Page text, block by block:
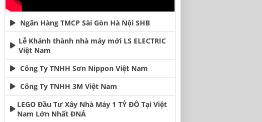
Ngân Hàng TMCP Sài Gòn Hà Nội SHB
Lễ Khánh thành nhà máy mới LS ELECTRIC
Việt Nam
Công Ty TNHH Sơn Nippon Việt Nam
Công Ty TNHH 3M Việt Nam
LEGO Đầu Tư Xây Nhà Máy 1 TỶ ĐÔ Tại Việt
Nam Lớn Nhất ĐNÁ